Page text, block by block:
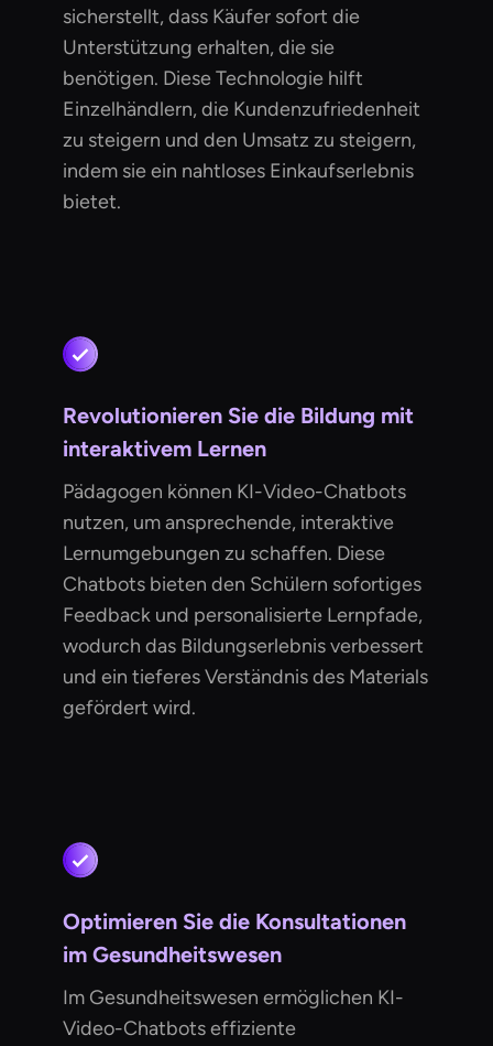
sicherstellt, dass Käufer sofort die
Unterstützung erhalten, die sie
benötigen. Diese Technologie hilft
Einzelhändlern, die Kundenzufriedenheit
zu steigern und den Umsatz zu steigern,
indem sie ein nahtloses Einkaufserlebnis
bietet.
Revolutionieren Sie die Bildung mit
interaktivem Lernen
Pädagogen können KI-Video-Chatbots
nutzen, um ansprechende, interaktive
Lernumgebungen zu schaffen. Diese
Chatbots bieten den Schülern sofortiges
Feedback und personalisierte Lernpfade,
wodurch das Bildungserlebnis verbessert
und ein tieferes Verständnis des Materials
gefördert wird.
Optimieren Sie die Konsultationen
im Gesundheitswesen
Im Gesundheitswesen ermöglichen KI-
Video-Chatbots effiziente